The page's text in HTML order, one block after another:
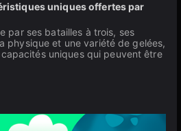
uniques offertes par
par ses batailles à trois, ses
physique et une variété de gelées,
uniques qui peuvent être